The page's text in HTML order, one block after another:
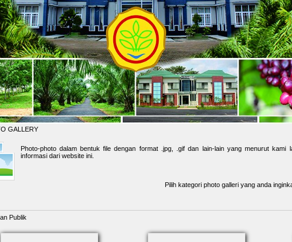
GALLERY
Photo-photo dalam bentuk file dengan format .jpg, .gif dan lain-lain yang menurut kami
informasi dari website ini.
Pilih kategori photo galleri yang anda
Publik